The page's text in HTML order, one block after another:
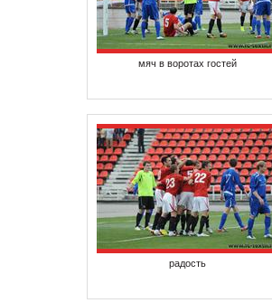
мяч в воротах гостей
радость